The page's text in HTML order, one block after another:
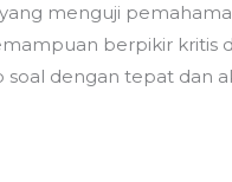
menguji
berpikir kritis
dengan tepat dan